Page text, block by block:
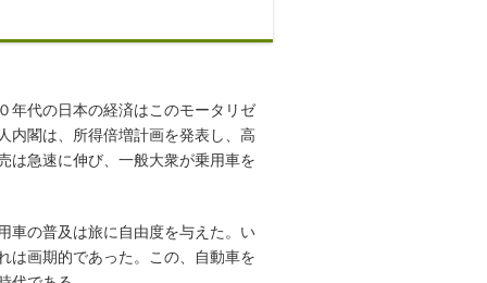
年代の日本の経済はこのモータリゼ
内閣は、所得倍増計画を発表し、高
は急速に伸び、一般大衆が乗用車を
車の普及は旅に自由度を与えた。い
は画期的であった。この、自動車を